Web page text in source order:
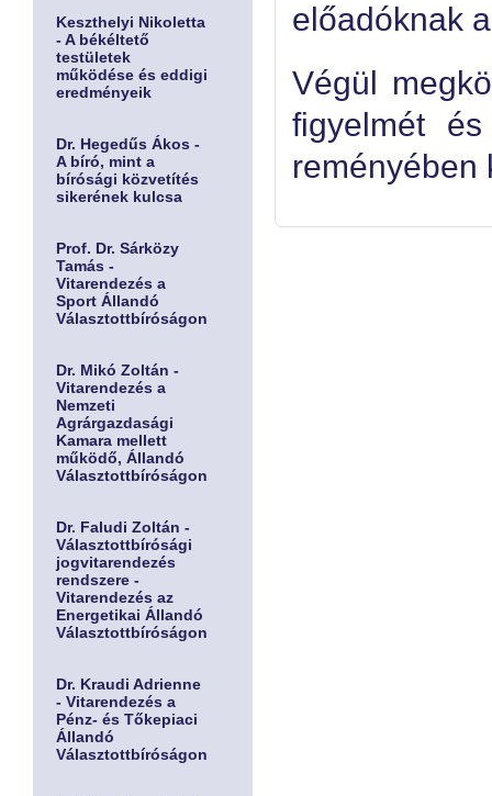
Keszthelyi Nikoletta
- A békéltető
testületek
működése és eddigi
eredményeik
Dr. Hegedűs Ákos -
A bíró, mint a
bírósági közvetítés
sikerének kulcsa
Prof. Dr. Sárközy
Tamás -
Vitarendezés a
Sport Állandó
Választottbíróságon
Dr. Mikó Zoltán -
Vitarendezés a
Nemzeti
Agrárgazdasági
Kamara mellett
működő, Állandó
Választottbíróságon
Dr. Faludi Zoltán -
Választottbírósági
jogvitarendezés
rendszere -
Vitarendezés az
Energetikai Állandó
Választottbíróságon
Dr. Kraudi Adrienne
- Vitarendezés a
Pénz- és Tőkepiaci
Állandó
Választottbíróságon
előadóknak
Végül
figyelmét
reményében